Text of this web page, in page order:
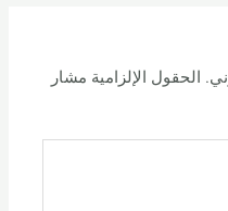
الحقول الإلزامية مشار